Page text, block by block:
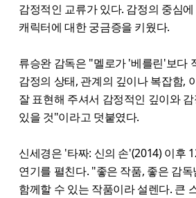
감정적인 교류가 있다. 감정의 중심
캐릭터에 대한 궁금증을 키웠다.
류승완 감독은 "멜로가 '베를린'보다
감정의 상태, 관계의 깊이나 복잡함,
잘 표현해 주셔서 감정적인 깊이와
있을 것"이라고 덧붙였다.
신세경은 '타짜: 신의 손'(2014) 이후
연기를 펼친다. "좋은 작품, 좋은 감
함께할 수 있는 작품이라 설렌다. 큰